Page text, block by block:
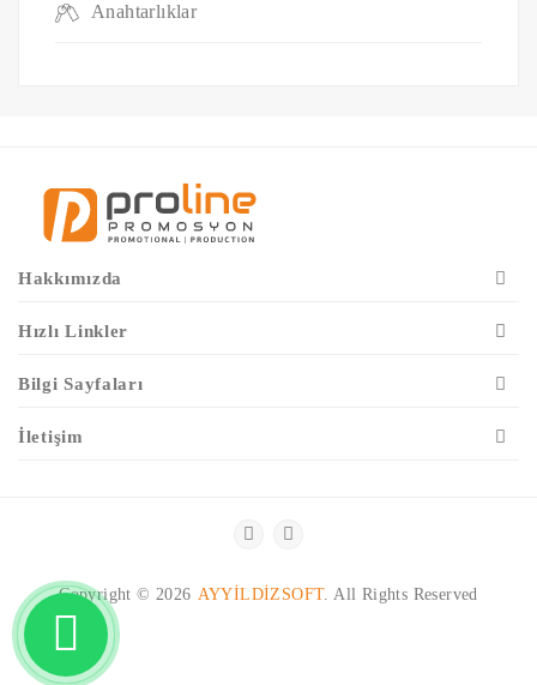
Anahtarlıklar
Hakkımızda
Hızlı Linkler
Bilgi Sayfaları
İletişim
Copyright © 2026 AYYILDIZSOFT. All Rights Reserved